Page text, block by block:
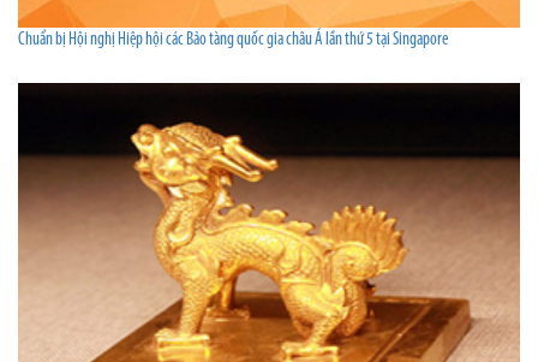
Chuẩn bị Hội nghị Hiệp hội các Bảo tàng quốc gia châu Á lần thứ 5 tại Singapore